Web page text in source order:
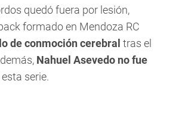
quedó fuera por lesión,
formado en Mendoza RC
de conmoción cerebral tras el
Nahuel Asevedo no fue
serie.